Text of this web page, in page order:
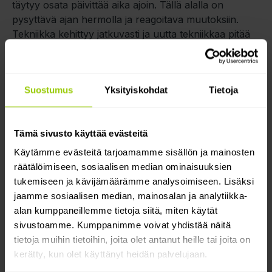
Suostumus Yksityiskohdat Tietoja
Tämä sivusto käyttää evästeitä
Käytämme evästeitä tarjoamamme sisällön ja mainosten
räätälöimiseen, sosiaalisen median ominaisuuksien
tukemiseen ja kävijämäärämme analysoimiseen. Lisäksi
jaamme sosiaalisen median, mainosalan ja analytiikka-
alan kumppaneillemme tietoja siitä, miten käytät
sivustoamme. Kumppanimme voivat yhdistää näitä
tietoja muihin tietoihin, joita olet antanut heille tai joita on
kerätty, kun olet käyttänyt heidän palvelujaan.
täytyy osata päivittää aika ajoin. Tällä alalla on
pysyttävä ajan hermolla ja reagoitava muutoksiin.
Tekniikka kehittyy jatkuvasti ja uutta tekniikkaa pitää
hankkia, jotta tutkimukset pysyvät laadukkaina ja
Taratestilla Mapon paikannuslaitteet ovat
kalustonhallintaa ja työn tehokkuuden seurantaa
työlaitteidensa ja -koneidensa sijainneista. Taratest on
ollut tyytyväinen Maponin palveluun jo kolmen
kertyneen käyttövuotensa aikana.
Kirjoittanut: Siiri Arola
Marketing Project Manager |
Mapon Finland & Sweden